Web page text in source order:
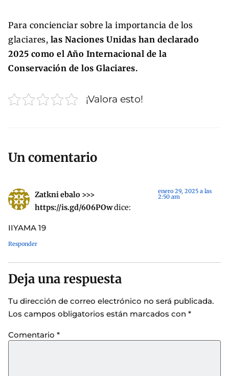
Para concienciar sobre la importancia de los
glaciares, las Naciones Unidas han declarado
2025 como el Año Internacional de la
Conservación de los Glaciares.
¡Valora esto!
Un comentario
Zatkni ebalo >>>
https://is.gd/606POwdice:
enero 29, 2025 a las
2:50 am
IIYAMA 19
Responder
Deja una respuesta
Tu dirección de correo electrónico no será publicada.
Los campos obligatorios están marcados con *
Comentario *